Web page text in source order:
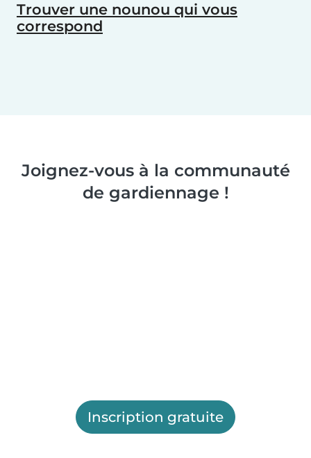
Trouver une nounou qui vous
correspond
Joignez-vous à la communauté
de gardiennage !
Inscription gratuite